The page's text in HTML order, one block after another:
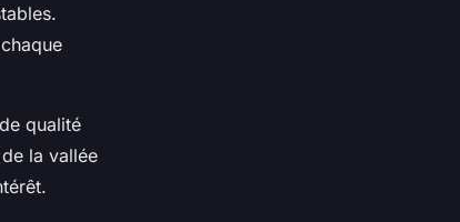
qualité
la vallée